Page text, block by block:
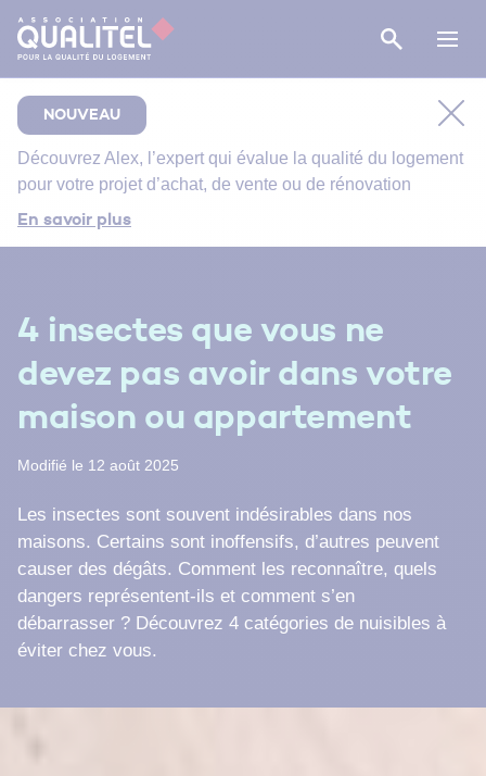
Comment bien suivre le chantier de rénovation de
votre salle de bain ?
retrouver ?
NOUVEAU
Découvrez Alex, l’expert qui évalue la qualité du logement
pour votre projet d’achat, de vente ou de rénovation
En savoir plus
4 insectes que vous ne
devez pas avoir dans votre
maison ou appartement
Modifié le 12 août 2025
Les insectes sont souvent indésirables dans nos
maisons. Certains sont inoffensifs, d’autres peuvent
causer des dégâts. Comment les reconnaître, quels
dangers représentent-ils et comment s’en
débarrasser ? Découvrez 4 catégories de nuisibles à
éviter chez vous.